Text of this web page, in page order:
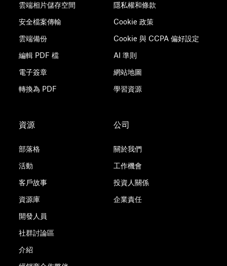
雲端相片儲存空間
安全檔案傳輸
雲端備份
編輯 PDF 檔
電子簽章
轉換為 PDF
隱私權和條款
Cookie 政策
Cookie 與 CCPA 偏好設定
AI 準則
網站地圖
學習資源
資源
部落格
活動
客戶故事
資源庫
開發人員
社群討論區
介紹
公司
關於我們
工作機會
投資人關係
企業責任